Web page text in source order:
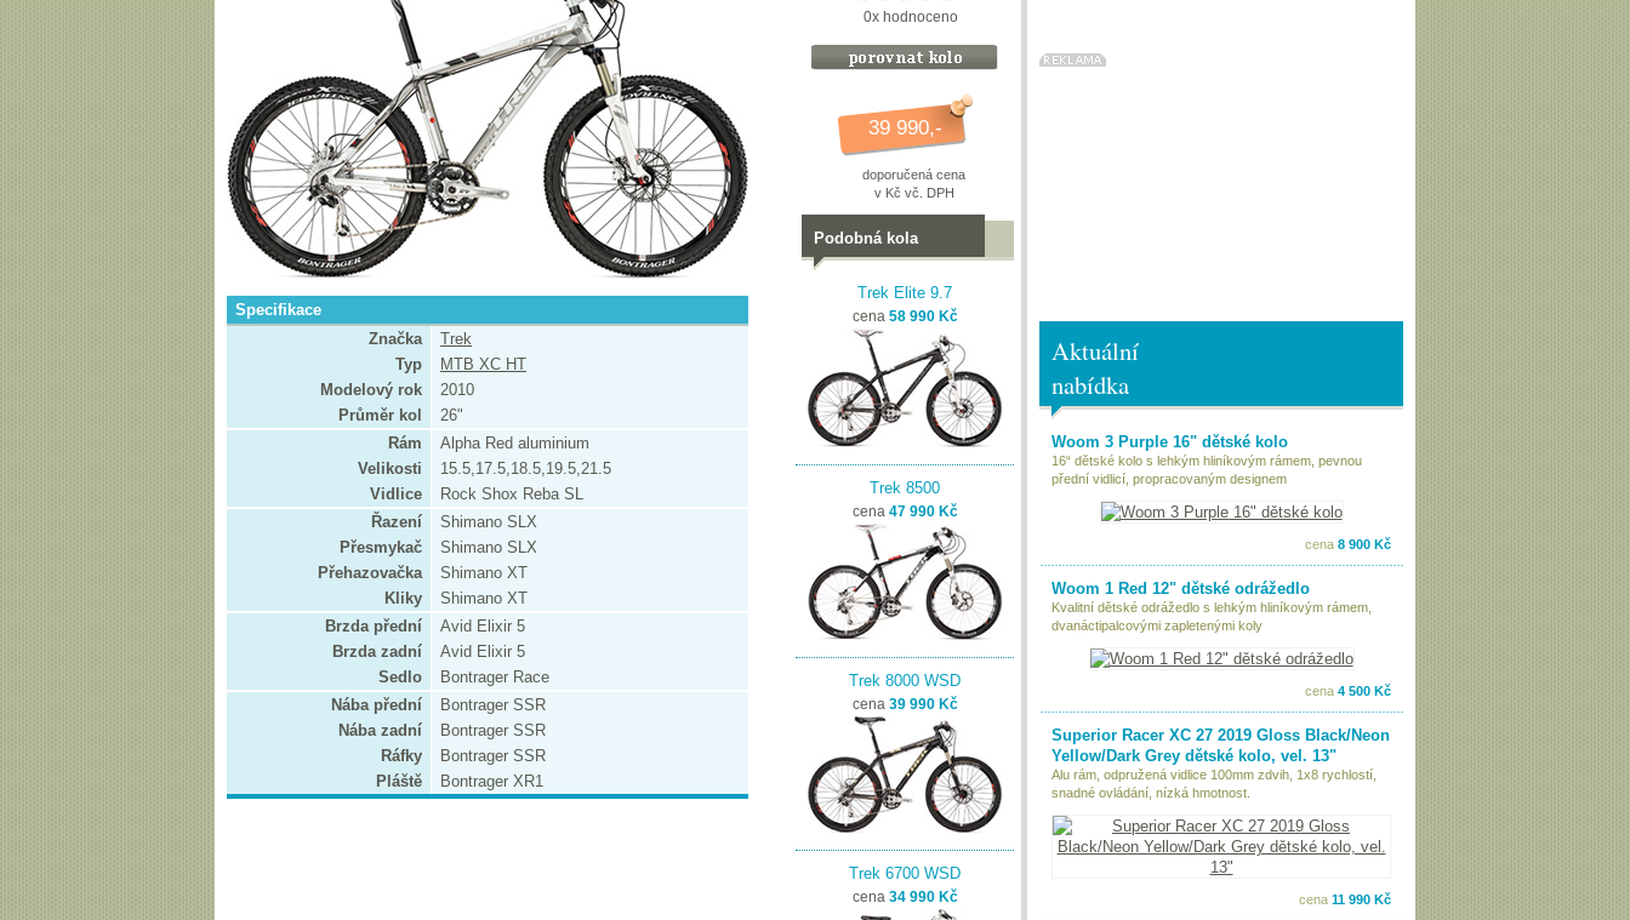
Specifikace
Značka
Trek
Typ
MTB XC HT
Modelový rok
2010
Průměr kol
26"
Rám
Alpha Red aluminium
Velikosti
15.5,17.5,18.5,19.5,21.5
Vidlice
Rock Shox Reba SL
Řazení
Shimano SLX
Přesmykač
Shimano SLX
Přehazovačka
Shimano XT
Kliky
Shimano XT
Brzda přední
Avid Elixir 5
Brzda zadní
Avid Elixir 5
Sedlo
Bontrager Race
Nába přední
Bontrager SSR
Nába zadní
Bontrager SSR
Ráfky
Bontrager SSR
Pláště
Bontrager XR1
0xhodnoceno
39 990,-
doporučená cena
v Kč vč. DPH
Podobná kola
Trek Elite 9.7
cena 58 990 Kč
Trek 8500
cena 47 990 Kč
Trek 8000 WSD
cena 39 990 Kč
Trek 6700 WSD
cena 34 990 Kč
Aktuální
nabídka
Woom 3 Purple 16" dětské kolo
16“ dětské kolo s lehkým hliníkovým rámem, pevnou
přední vidlicí, propracovaným designem
cena 8 900 Kč
Woom 1 Red 12" dětské odrážedlo
Kvalitní dětské odrážedlo s lehkým hliníkovým rámem,
dvanáctipalcovými zapletenými koly
cena 4 500 Kč
Superior Racer XC 27 2019 Gloss Black/Neon
Yellow/Dark Grey dětské kolo, vel. 13"
Alu rám, odpružená vidlice 100mm zdvih, 1x8 rychlostí,
snadné ovládání, nízká hmotnost.
cena 11 990 Kč